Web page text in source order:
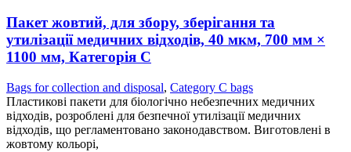
Пакет жовтий, для збору, зберігання та
утилізації медичних відходів, 40 мкм, 700 мм ×
1100 мм, Категорія С
Bags for collection and disposal, Category C bags
Пластикові пакети для біологічно небезпечних медичних
відходів, розроблені для безпечної утилізації медичних
відходів, що регламентовано законодавством. Виготовлені в
жовтому кольорі,